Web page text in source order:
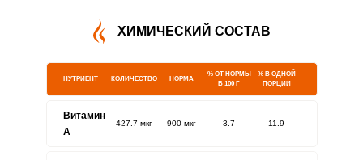
ХИМИЧЕСКИЙ СОСТАВ
НУТРИЕНТ КОЛИЧЕСТВО НОРМА
% ОТ НОРМЫ
В 100 Г
% В ОДНОЙ
ПОРЦИИ
Витамин
A
427.7 мкг 900 мкг 3.7 11.9